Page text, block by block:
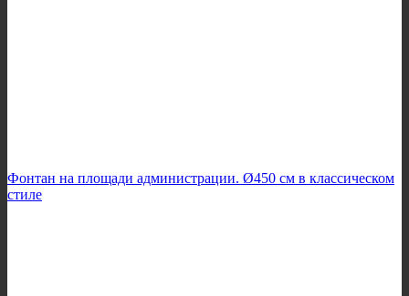
Фонтан на площади администрации. Ø450 см в классическом
стиле